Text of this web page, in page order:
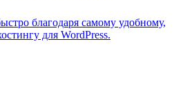
благодаря самому удобному,
для WordPress.